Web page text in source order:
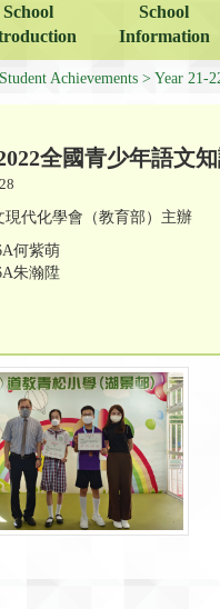
School
School
Information
Student Achievements Year 21-
全國青少年語文
現代化學會（教育部）主辦
何紫萌
朱瀚陞